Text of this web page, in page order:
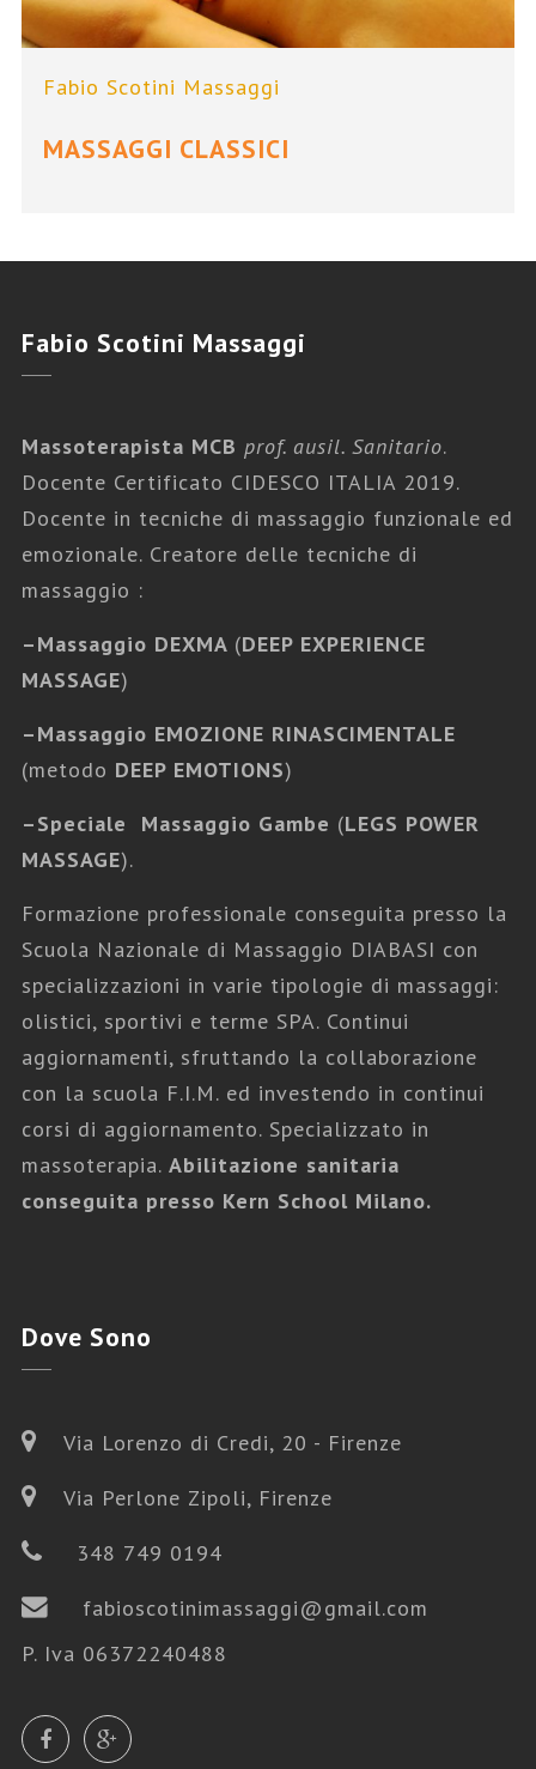
Fabio Scotini Massaggi
MASSAGGI CLASSICI
MASSAGGI EMOZIONALI
Fabio Scotini Massaggi,Massaggi
Gravidanza
Fabio Scotini Massaggi
Massoterapista MCB prof. ausil. Sanitario.
Docente Certificato CIDESCO ITALIA 2019.
Docente in tecniche di massaggio funzionale ed
emozionale. Creatore delle tecniche di
massaggio :
–Massaggio DEXMA (DEEP EXPERIENCE
MASSAGE)
–Massaggio EMOZIONE RINASCIMENTALE
(metodo DEEP EMOTIONS)
–Speciale Massaggio Gambe (LEGS POWER
MASSAGE).
Formazione professionale conseguita presso la
Scuola Nazionale di Massaggio DIABASI con
specializzazioni in varie tipologie di massaggi:
olistici, sportivi e terme SPA. Continui
aggiornamenti, sfruttando la collaborazione
con la scuola F.I.M. ed investendo in continui
corsi di aggiornamento. Specializzato in
massoterapia. Abilitazione sanitaria
conseguita presso Kern School Milano.
Dove Sono
Via Lorenzo di Credi, 20 - Firenze
Via Perlone Zipoli, Firenze
348 749 0194
fabioscotinimassaggi@gmail.com
P. Iva 06372240488